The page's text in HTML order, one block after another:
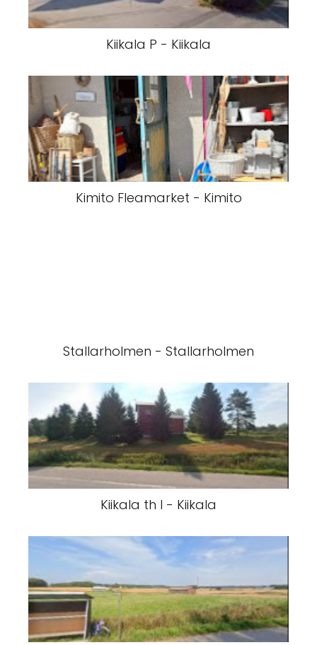
Kiikala P - Kiikala
Kimito Fleamarket - Kimito
Stallarholmen - Stallarholmen
Kiikala th I - Kiikala